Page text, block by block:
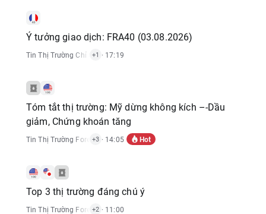
Ý tưởng giao dịch: FRA40 (03.08.2026)
Tin Thị Trường Chỉ Số, Tín Hiệu Giao Dịch
+1 · 17:19
Tóm tắt thị trường: Mỹ dừng không kích –-Dầu
giảm, Chứng khoán tăng
Tin Thị Trường Forex,Tin Thị Trường Hàng Hóa
+3 · 14:05 Hot
Top 3 thị trường đáng chú ý
Tin Thị Trường Forex,Tin Thị Trường Hàng Hóa
+2 · 11:00